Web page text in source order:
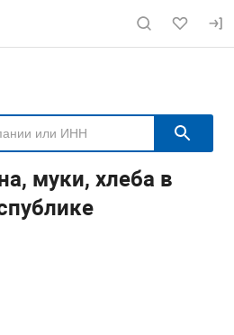
по сайту
муки, хлеба в